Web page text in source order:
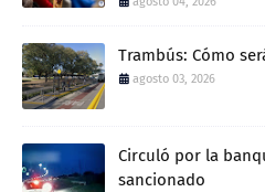
Trambús: Cómo
agosto 03, 2026
Circuló por la
sancionado